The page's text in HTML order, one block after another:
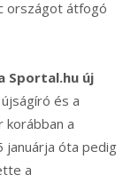
országot átfogó
Sportal.hu új
és a
korábban a
januárja óta pedig
a